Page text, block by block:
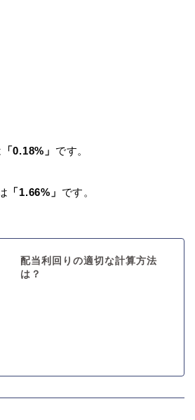
「0.18%」 です。
「1.66%」 です。
配当利回りの適切な計算方法
は？